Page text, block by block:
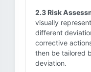
2.3 Risk
visually
different
corrective
then be tailored
deviation.